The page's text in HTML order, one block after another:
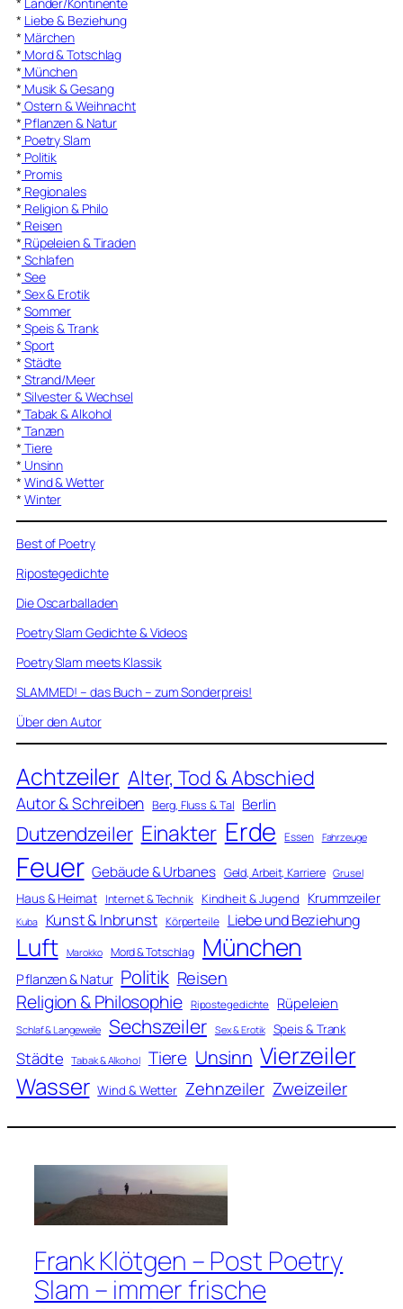
* Liebe & Beziehung
* Märchen
* Mord & Totschlag
* München
* Musik & Gesang
* Ostern & Weihnacht
* Pflanzen & Natur
* Poetry Slam
* Politik
* Promis
* Regionales
* Religion & Philo
* Reisen
* Rüpeleien & Tiraden
* Schlafen
* See
* Sex & Erotik
* Sommer
* Speis & Trank
* Sport
* Städte
* Strand/Meer
* Silvester & Wechsel
* Tabak & Alkohol
* Tanzen
* Tiere
* Unsinn
* Wind & Wetter
* Winter
Best of Poetry
Ripostegedichte
Die Oscarballaden
Poetry Slam Gedichte & Videos
Poetry Slam meets Klassik
SLAMMED! – das Buch – zum Sonderpreis!
Über den Autor
Achtzeiler Alter, Tod & Abschied
Autor & Schreiben Berg, Fluss & Tal Berlin
Dutzendzeiler Einakter Erde Essen Fahrzeuge
Feuer Gebäude & Urbanes Geld, Arbeit, Karriere Grusel
Haus & Heimat Internet & Technik Kindheit & Jugend Krummzeiler
Kuba Kunst & Inbrunst Körperteile Liebe und Beziehung
Luft Marokko Mord & Totschlag München
Pflanzen & Natur Politik Reisen
Religion & Philosophie Ripostegedichte Rüpeleien
Schlaf & Langeweile Sechszeiler Sex & Erotik Speis & Trank
Städte Tabak & Alkohol Tiere Unsinn Vierzeiler
Wasser Wind & Wetter Zehnzeiler Zweizeiler
Frank Klötgen – Post Poetry
Slam – immer frische